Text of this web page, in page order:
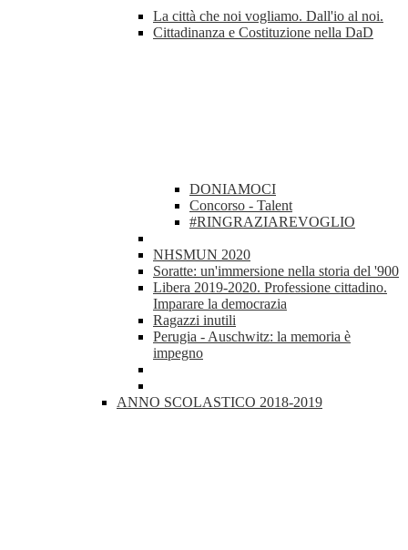
La città che noi vogliamo. Dall'io al noi.
Cittadinanza e Costituzione nella DaD
DONIAMOCI
Concorso - Talent
#RINGRAZIAREVOGLIO
NHSMUN 2020
Soratte: un'immersione nella storia del '900
Libera 2019-2020. Professione cittadino.
Imparare la democrazia
Ragazzi inutili
Perugia - Auschwitz: la memoria è
impegno
ANNO SCOLASTICO 2018-2019